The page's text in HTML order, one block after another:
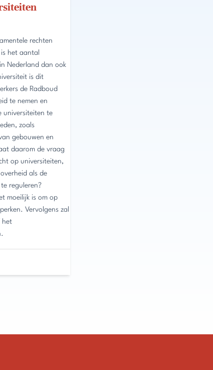
rechten
het aantal
Nederland dan ook
is dit
de Radboud
te nemen en
universiteiten te
zoals
gebouwen en
daarom de vraag
op universiteiten,
als de
reguleren?
moeilijk is om op
Vervolgens zal
het